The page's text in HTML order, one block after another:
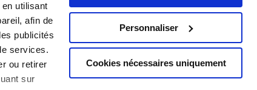
utilisant
afin de
publicités
services.
ou retirer
sur
Personnaliser
Cookies nécessaires uniquement
2016 relatif à la formation doctorale.